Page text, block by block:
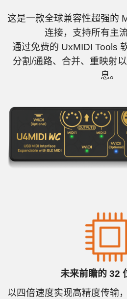
这是一款全球兼容性超强的
连接，支持所有主
通过免费的 UxMIDI Tools
分割/通路、合并、重映射
息。
未来前瞻的 32
以四倍速度实现高精度传输